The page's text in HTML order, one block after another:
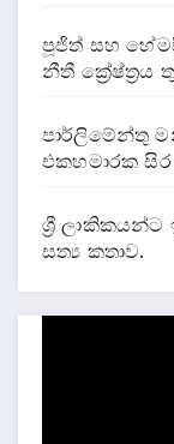
පූජිත් සහ
නීතී ක්‍රේෂ්ත්‍රය
පාර්ලිමේන්තු
එකහමාරක සිර
ශ්‍රී ලාකිකයන්ට
සත්‍ය කතාව.